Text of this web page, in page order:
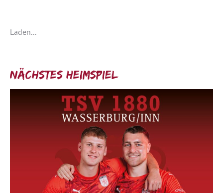
Laden...
Nächstes Heimspiel